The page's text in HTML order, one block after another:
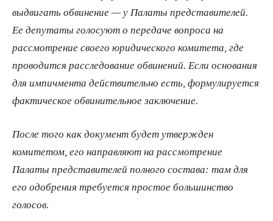
выдвигать обвинение — у Палаты представителей.
Ее депутаты голосуют о передаче вопроса на
рассмотрение своего юридического комитета, где
проводится расследование обвинений. Если основания
для импичмента действительно есть, формулируется
фактическое обвинительное заключение.
После того как документ будет утвержден
комитетом, его направляют на рассмотрение
Палаты представителей полного состава: там для
его одобрения требуется простое большинство
голосов.